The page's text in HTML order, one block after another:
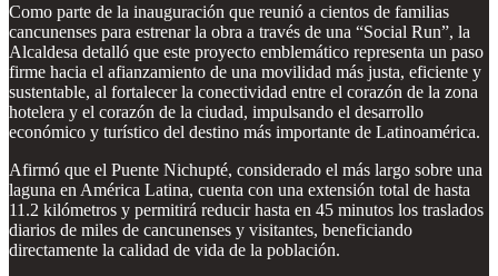
Como parte de la inauguración que reunió a cientos de familias
cancunenses para estrenar la obra a través de una “Social Run”, la
Alcaldesa detalló que este proyecto emblemático representa un paso
firme hacia el afianzamiento de una movilidad más justa, eficiente y
sustentable, al fortalecer la conectividad entre el corazón de la zona
hotelera y el corazón de la ciudad, impulsando el desarrollo
económico y turístico del destino más importante de Latinoamérica.
Afirmó que el Puente Nichupté, considerado el más largo sobre una
laguna en América Latina, cuenta con una extensión total de hasta
11.2 kilómetros y permitirá reducir hasta en 45 minutos los traslados
diarios de miles de cancunenses y visitantes, beneficiando
directamente la calidad de vida de la población.